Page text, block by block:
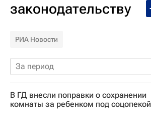
законодательству
РИА Новости
За период
В ГД внесли поправки о сохранении
комнаты за ребенком под соцопекой